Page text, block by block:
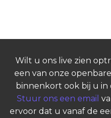
Wilt u ons live zien
een van onze
binnenkort ook bij u
Stuur ons een email
ervoor dat u vanaf de